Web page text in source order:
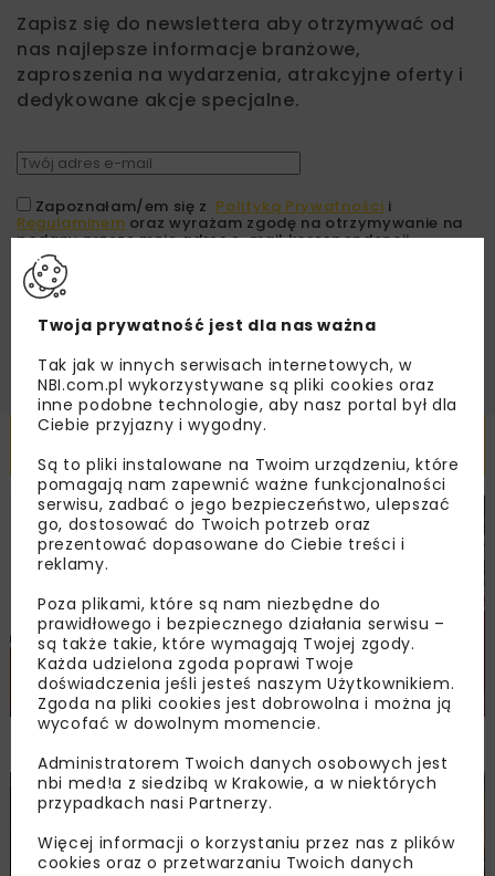
Zapisz się do newslettera aby otrzymywać od
nas najlepsze informacje branżowe,
zaproszenia na wydarzenia, atrakcyjne oferty i
dedykowane akcje specjalne.
Zapoznałam/em się z Polityką Prywatności i
Regulaminem oraz wyrażam zgodę na otrzymywanie na
podany przeze mnie adres e-mail korespondencji
handlowej w postaci newslettera.
ZAPISZ MNIE
Powiązane artykuły
DROGI MOSTY TUNELE ARCHIWUM NBI
NOVDROG 2026
DROGI MOSTY TUNELE ARCHIWUM NBI WYDARZENIA
Twoja prywatność jest dla nas ważna
Tak jak w innych serwisach internetowych, w
NBI.com.pl wykorzystywane są pliki cookies oraz
inne podobne technologie, aby nasz portal był dla
Ciebie przyjazny i wygodny.
Są to pliki instalowane na Twoim urządzeniu, które
pomagają nam zapewnić ważne funkcjonalności
serwisu, zadbać o jego bezpieczeństwo, ulepszać
go, dostosować do Twoich potrzeb oraz
prezentować dopasowane do Ciebie treści i
reklamy.
Poza plikami, które są nam niezbędne do
prawidłowego i bezpiecznego działania serwisu –
są także takie, które wymagają Twojej zgody.
Każda udzielona zgoda poprawi Twoje
doświadczenia jeśli jesteś naszym Użytkownikiem.
Zgoda na pliki cookies jest dobrowolna i można ją
wycofać w dowolnym momencie.
Administratorem Twoich danych osobowych jest
nbi med!a z siedzibą w Krakowie, a w niektórych
przypadkach nasi Partnerzy.
Więcej informacji o korzystaniu przez nas z plików
cookies oraz o przetwarzaniu Twoich danych